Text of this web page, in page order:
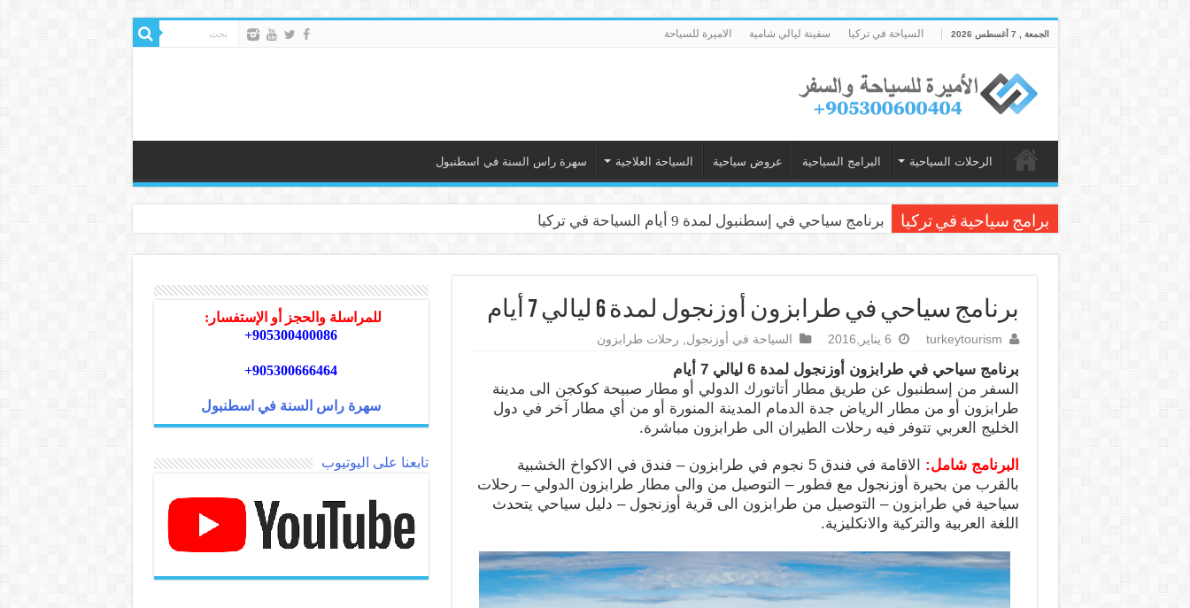
الجمعة , 7 أغسطس 2026 السياحة في تركيا سفينة ليالي شامية الاميرة للسياحة
الرحلات السياحية البرامج السياحية عروض سياحية السياحة العلاجية سهرة راس السنة في اسطنبول
برامج سياحية في تركيا برنامج سياحي في إسطنبول لمدة 9 أيام السياحة في تركيا
برنامج سياحي في طرابزون أوزنجول لمدة 6 ليالي 7 أيام
turkeytourism 6 يناير,2016 السياحة في أوزنجول رحلات طرابزون
برنامج سياحي في طرابزون أوزنجول لمدة 6 ليالي 7 أيام
السفر من إسطنبول عن طريق مطار أتاتورك الدولي أو مطار صبيحة كوكجن الى مدينة
طرابزون أو من مطار الرياض جدة الدمام المدينة المنورة أو من أي مطار آخر في دول
الخليج العربي تتوفر فيه رحلات الطيران الى طرابزون مباشرة.
البرنامج شامل:
الاقامة في فندق 5 نجوم في طرابزون – فندق في الاكواخ الخشبية
بالقرب من بحيرة أوزنجول مع فطور – التوصيل من والى مطار طرابزون الدولي – رحلات
سياحية في طرابزون – التوصيل من طرابزون الى قرية أوزنجول – دليل سياحي يتحدث
اللغة العربية والتركية والانكليزية.
للمراسلة والحجز أو الإستفسار:
905300400086+
905300666464+
سهرة راس السنة في اسطنبول
تابعنا على اليوتيوب